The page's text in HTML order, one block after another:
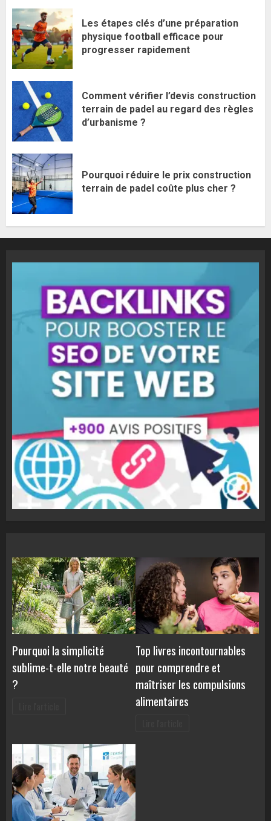
Les étapes clés d’une préparation
physique football efficace pour
progresser rapidement
Comment vérifier l’devis construction
terrain de padel au regard des règles
d’urbanisme ?
Pourquoi réduire le prix construction
terrain de padel coûte plus cher ?
Pourquoi la simplicité
sublime-t-elle notre beauté
?
Top livres incontournables
pour comprendre et
maîtriser les compulsions
alimentaires